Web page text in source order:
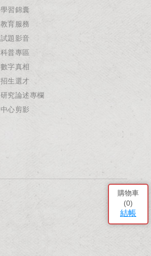
購物車
(0)
結帳
學習錦囊
教育服務
試題影音
科普專區
數字真相
招生選才
研究論述專欄
中心剪影